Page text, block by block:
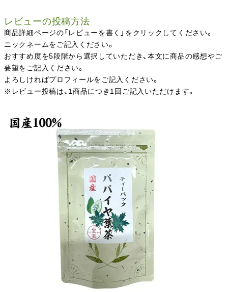
レビューの投稿方法
商品詳細ページの「レビューを書く」をクリックしてください。
ニックネームをご記入ください。
おすすめ度を5段階から選択していただき、本文に商品の感想やご
要望をご記入ください。
よろしければプロフィールをご記入ください。
※レビュー投稿は、1商品につき1回ご記入いただけます。